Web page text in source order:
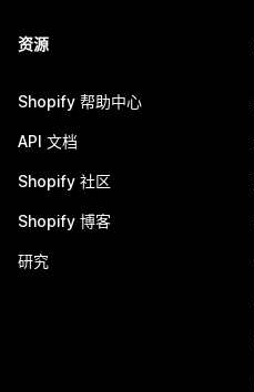
资源
Shopify 帮助中心
API 文档
Shopify 社区
Shopify 博客
研究